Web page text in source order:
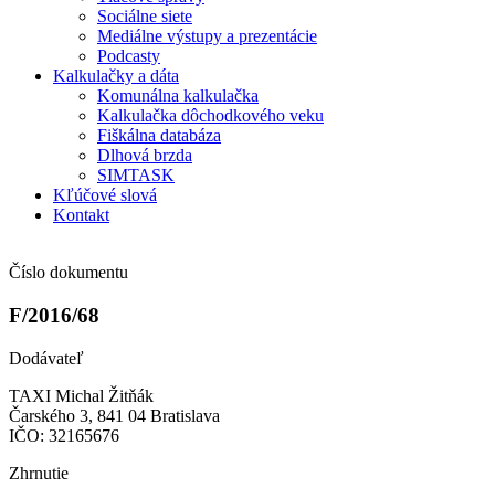
Sociálne siete
Mediálne výstupy a prezentácie
Podcasty
Kalkulačky a dáta
Komunálna kalkulačka
Kalkulačka dôchodkového veku
Fiškálna databáza
Dlhová brzda
SIMTASK
Kľúčové slová
Kontakt
Číslo dokumentu
F/2016/68
Dodávateľ
TAXI Michal Žitňák
Čarského 3, 841 04 Bratislava
IČO: 32165676
Zhrnutie